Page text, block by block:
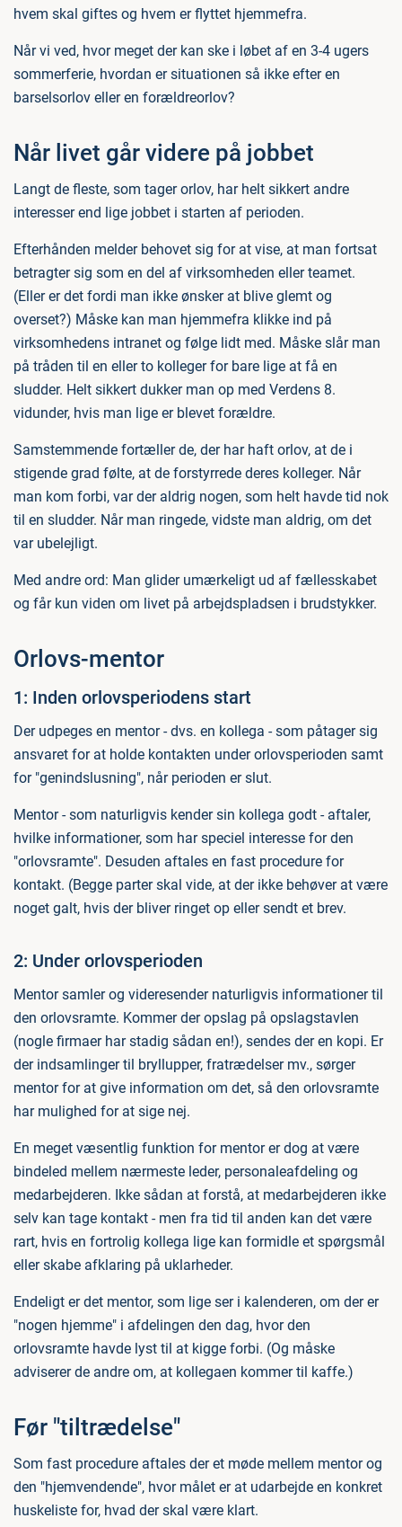
hvem skal giftes og hvem er flyttet hjemmefra.
Når vi ved, hvor meget der kan ske i løbet af en 3-4 ugers
sommerferie, hvordan er situationen så ikke efter en
barselsorlov eller en forældreorlov?
Når livet går videre på jobbet
Langt de fleste, som tager orlov, har helt sikkert andre
interesser end lige jobbet i starten af perioden.
Efterhånden melder behovet sig for at vise, at man fortsat
betragter sig som en del af virksomheden eller teamet.
(Eller er det fordi man ikke ønsker at blive glemt og
overset?) Måske kan man hjemmefra klikke ind på
virksomhedens intranet og følge lidt med. Måske slår man
på tråden til en eller to kolleger for bare lige at få en
sludder. Helt sikkert dukker man op med Verdens 8.
vidunder, hvis man lige er blevet forældre.
Samstemmende fortæller de, der har haft orlov, at de i
stigende grad følte, at de forstyrrede deres kolleger. Når
man kom forbi, var der aldrig nogen, som helt havde tid nok
til en sludder. Når man ringede, vidste man aldrig, om det
var ubelejligt.
Med andre ord: Man glider umærkeligt ud af fællesskabet
og får kun viden om livet på arbejdspladsen i brudstykker.
Orlovs-mentor
1: Inden orlovsperiodens start
Der udpeges en mentor - dvs. en kollega - som påtager sig
ansvaret for at holde kontakten under orlovsperioden samt
for "genindslusning", når perioden er slut.
Mentor - som naturligvis kender sin kollega godt - aftaler,
hvilke informationer, som har speciel interesse for den
"orlovsramte". Desuden aftales en fast procedure for
kontakt. (Begge parter skal vide, at der ikke behøver at være
noget galt, hvis der bliver ringet op eller sendt et brev.
2: Under orlovsperioden
Mentor samler og videresender naturligvis informationer til
den orlovsramte. Kommer der opslag på opslagstavlen
(nogle firmaer har stadig sådan en!), sendes der en kopi. Er
der indsamlinger til bryllupper, fratrædelser mv., sørger
mentor for at give information om det, så den orlovsramte
har mulighed for at sige nej.
En meget væsentlig funktion for mentor er dog at være
bindeled mellem nærmeste leder, personaleafdeling og
medarbejderen. Ikke sådan at forstå, at medarbejderen ikke
selv kan tage kontakt - men fra tid til anden kan det være
rart, hvis en fortrolig kollega lige kan formidle et spørgsmål
eller skabe afklaring på uklarheder.
Endeligt er det mentor, som lige ser i kalenderen, om der er
"nogen hjemme" i afdelingen den dag, hvor den
orlovsramte havde lyst til at kigge forbi. (Og måske
adviserer de andre om, at kollegaen kommer til kaffe.)
Før "tiltrædelse"
Som fast procedure aftales der et møde mellem mentor og
den "hjemvendende", hvor målet er at udarbejde en konkret
huskeliste for, hvad der skal være klart.